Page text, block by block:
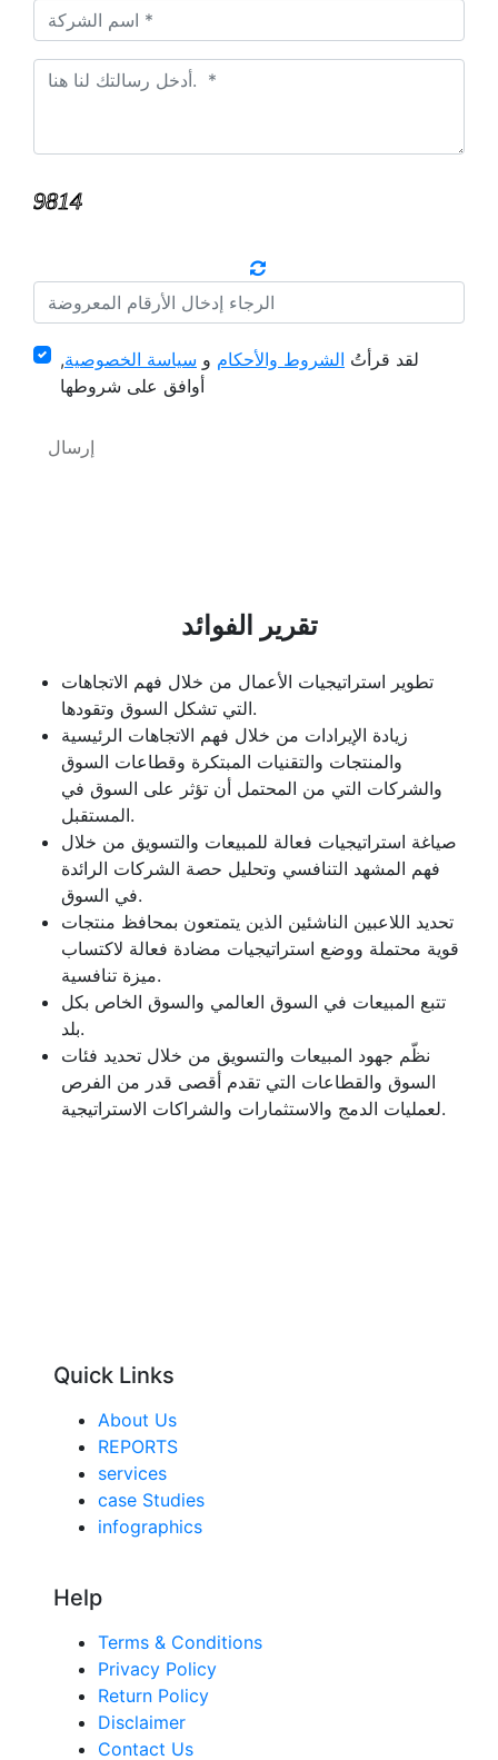
لقد قرأتُ الشروط والأحكام و سياسة الخصوصية,
أوافق على شروطها
تقرير الفوائد
تطوير استراتيجيات الأعمال من خلال فهم الاتجاهات
التي تشكل السوق وتقودها.
زيادة الإيرادات من خلال فهم الاتجاهات الرئيسية
والمنتجات والتقنيات المبتكرة وقطاعات السوق
والشركات التي من المحتمل أن تؤثر على السوق في
المستقبل.
صياغة استراتيجيات فعالة للمبيعات والتسويق من خلال
فهم المشهد التنافسي وتحليل حصة الشركات الرائدة
في السوق.
تحديد اللاعبين الناشئين الذين يتمتعون بمحافظ منتجات
قوية محتملة ووضع استراتيجيات مضادة فعالة لاكتساب
ميزة تنافسية.
تتبع المبيعات في السوق العالمي والسوق الخاص بكل
بلد.
نظّم جهود المبيعات والتسويق من خلال تحديد فئات
السوق والقطاعات التي تقدم أقصى قدر من الفرص
لعمليات الدمج والاستثمارات والشراكات الاستراتيجية.
Quick Links
About Us
REPORTS
services
case Studies
infographics
Help
Terms & Conditions
Privacy Policy
Return Policy
Disclaimer
Contact Us